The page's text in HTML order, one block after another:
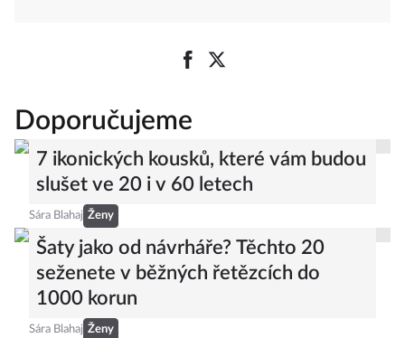
Doporučujeme
7 ikonických kousků, které vám budou
slušet ve 20 i v 60 letech
Sára Blahaj Ženy
Šaty jako od návrháře? Těchto 20
seženete v běžných řetězcích do
1000 korun